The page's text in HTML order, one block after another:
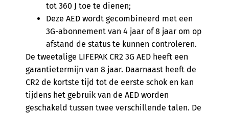
tot 360 J toe te dienen;
Deze AED wordt gecombineerd met een
3G-abonnement van 4 jaar of 8 jaar om op
afstand de status te kunnen controleren.
De tweetalige LIFEPAK CR2 3G AED heeft een
garantietermijn van 8 jaar. Daarnaast heeft de
CR2 de kortste tijd tot de eerste schok en kan
tijdens het gebruik van de AED worden
geschakeld tussen twee verschillende talen. De